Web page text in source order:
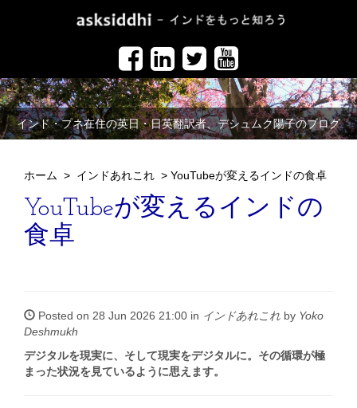
インド・プネ在住の英日・日英翻訳者、デシュムク陽子のブログ
ホーム > インドあれこれ > YouTubeが変えるインドの食卓
YouTubeが変えるインドの
食卓
Posted on 28 Jun 2026 21:00 in インドあれこれ by Yoko
Deshmukh
デジタルを現実に、そして現実をデジタルに。その循環が極
まった状況を見ているように思えます。